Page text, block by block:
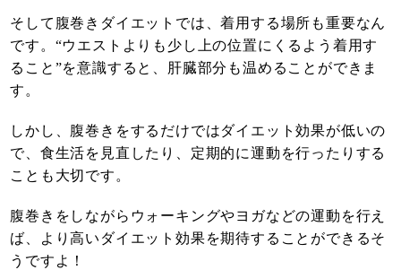
そして腹巻きダイエットでは、着用する場所も重要なん
です。“ウエストよりも少し上の位置にくるよう着用す
ること”を意識すると、肝臓部分も温めることができま
す。
しかし、腹巻きをするだけではダイエット効果が低いの
で、食生活を見直したり、定期的に運動を行ったりする
ことも大切です。
腹巻きをしながらウォーキングやヨガなどの運動を行え
ば、より高いダイエット効果を期待することができるそ
うですよ！